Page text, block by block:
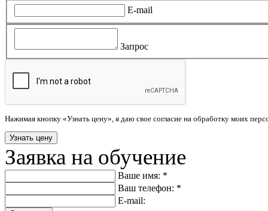
E-mail
Запрос
Нажимая кнопку «Узнать цену», я даю свое согласие на обработку моих
Заявка на обучение
Ваше имя: *
Ваш телефон: *
E-mail: